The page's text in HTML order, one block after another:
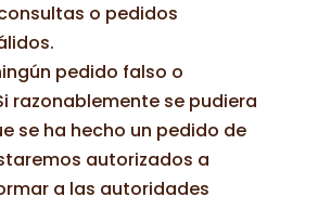
o pedidos
pedido falso o
razonablemente se pudiera
se ha hecho un pedido de
autorizados a
a las autoridades